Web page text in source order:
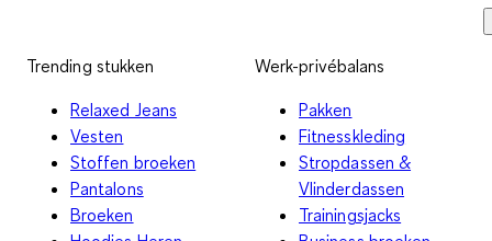
Trending stukken
Relaxed Jeans
Vesten
Stoffen broeken
Pantalons
Broeken
Werk-privébalans
Pakken
Fitnesskleding
Stropdassen &
Vlinderdassen
Trainingsjacks